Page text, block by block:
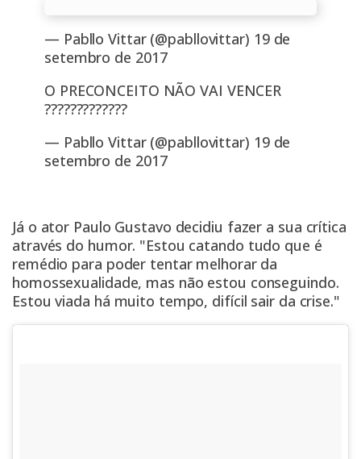
— Pabllo Vittar (@pabllovittar) 19 de
setembro de 2017
O PRECONCEITO NÃO VAI VENCER
?????????????
— Pabllo Vittar (@pabllovittar) 19 de
setembro de 2017
Já o ator Paulo Gustavo decidiu fazer a sua crítica
através do humor. "Estou catando tudo que é
remédio para poder tentar melhorar da
homossexualidade, mas não estou conseguindo.
Estou viada há muito tempo, difícil sair da crise."